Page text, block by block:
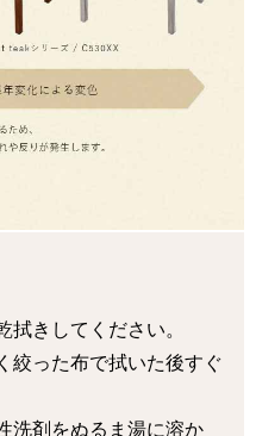
拭きしてください。
絞った布で拭いた後すぐ
洗剤をぬるま湯に溶か